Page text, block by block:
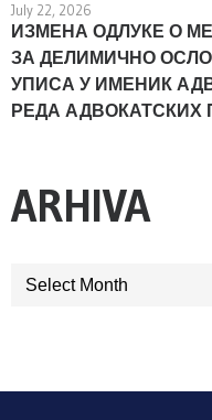
July 22, 2026
ИЗМЕНА ОДЛУКЕ О
ЗА ДЕЛИМИЧНО
УПИСА У ИМЕНИК
РЕДА АДВОКАТСКИХ
ARHIVA
ARHIVA